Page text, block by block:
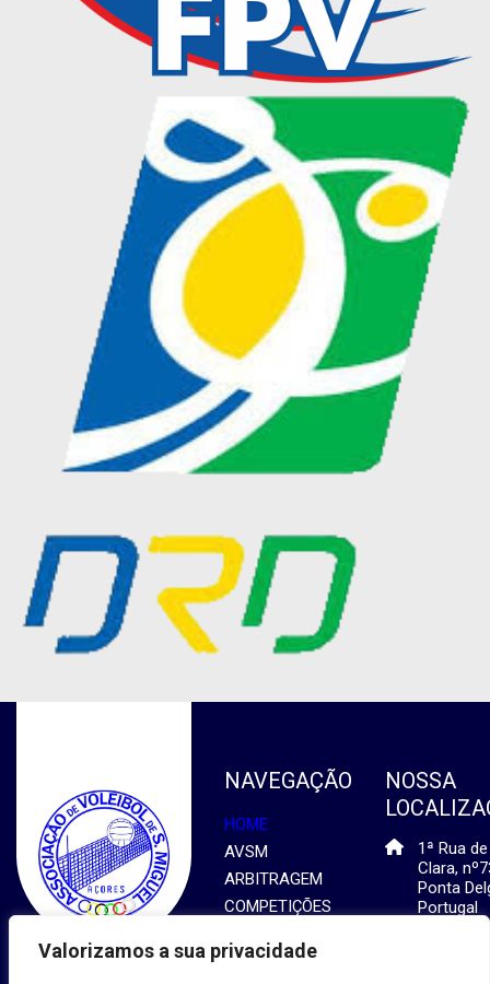
Valorizamos a sua privacidade
NAVEGAÇÃO
HOME
AVSM
ARBITRAGEM
COMPETIÇÕES
ADICIONAL
NOSSA
1ª Rua
Clara,
Ponta
Portugal